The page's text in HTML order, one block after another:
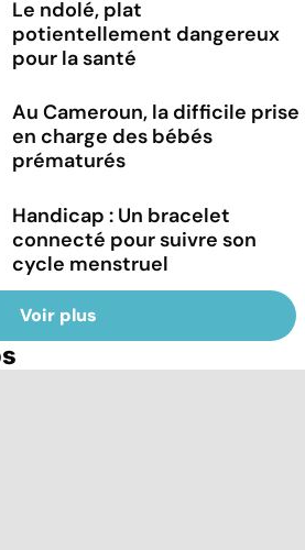
Le ndolé, plat
potientellement dangereux
pour la santé
Au Cameroun, la difficile prise
en charge des bébés
prématurés
Handicap : Un bracelet
connecté pour suivre son
cycle menstruel
Voir plus